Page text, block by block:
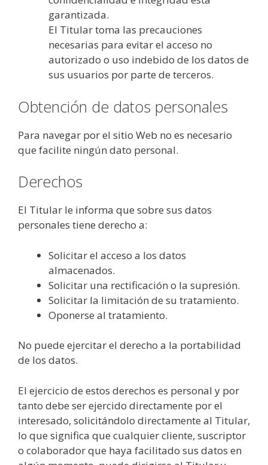
garantizada.
El Titular toma las precauciones
necesarias para evitar el acceso no
autorizado o uso indebido de los datos de
sus usuarios por parte de terceros.
Obtención de datos personales
Para navegar por el sitio Web no es necesario
que facilite ningún dato personal.
Derechos
El Titular le informa que sobre sus datos
personales tiene derecho a:
Solicitar el acceso a los datos
almacenados.
Solicitar una rectificación o la supresión.
Solicitar la limitación de su tratamiento.
Oponerse al tratamiento.
No puede ejercitar el derecho a la portabilidad
de los datos.
El ejercicio de estos derechos es personal y por
tanto debe ser ejercido directamente por el
interesado, solicitándolo directamente al Titular,
lo que significa que cualquier cliente, suscriptor
o colaborador que haya facilitado sus datos en